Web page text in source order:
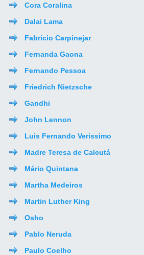
Cora Coralina
Dalai Lama
Fabrício Carpinejar
Fernanda Gaona
Fernando Pessoa
Friedrich Nietzsche
Gandhi
John Lennon
Luis Fernando Verissimo
Madre Teresa de Calcutá
Mário Quintana
Martha Medeiros
Martin Luther King
Osho
Pablo Neruda
Paulo Coelho